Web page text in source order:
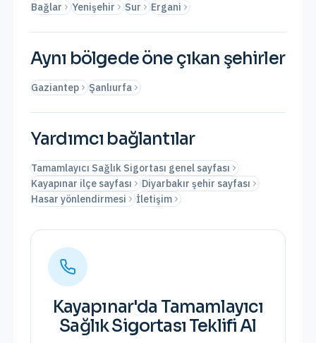
Bağlar Yenişehir Sur Ergani
Aynı bölgede öne çıkan şehirler
Gaziantep Şanlıurfa
Yardımcı bağlantılar
Tamamlayıcı Sağlık Sigortası genel sayfası
Kayapınar ilçe sayfası
Diyarbakır şehir sayfası
Hasar yönlendirmesi
İletişim
Kayapınar'da Tamamlayıcı
Sağlık Sigortası Teklifi Al